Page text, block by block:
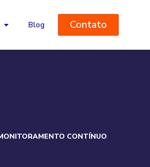
Blog Contato
CONTÍNUO